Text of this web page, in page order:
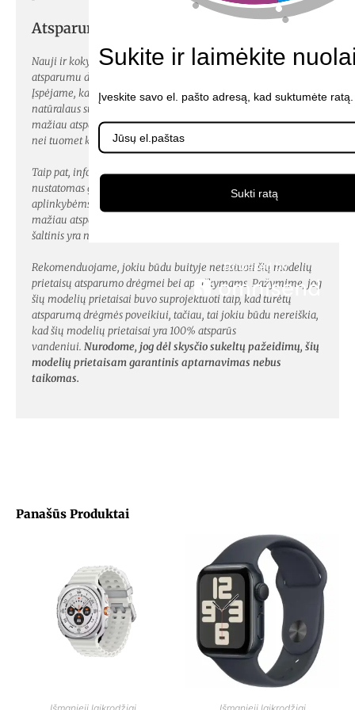
Panašūs Produktai
Atsparumas drėgmei
Nauji ir kokybiški šių modelių prietaisai pasižymi dideliu
atsparumu drėgmei bei aptaškymams švariu vandeniu.
Įspėjame, kad panaudojus šių modelių prietaisus, dėl
natūralaus susidėvėjimo, šie prietaisai gali prarasti ar būti
mažiau atsparūs drėgmei bei aptaškymams švariu vandeniu,
nei tuomet kai buvo nauji.
Taip pat, informuojame, jog atsparumas drėgmei buvo
nustatomas gėlame bei netekančiame vandenyje. Esant kitoms
aplinkybėms, net ir nauji šių modelių prietaisai gali būti
mažiau atsparūs drėgmei bei aptaškymams, jei drėgmės
šaltinis yra nešvarus ir/ar tekantis vanduo.
Rekomenduojame, jokiu būdu buityje netestuoti šių modelių
prietaisų atsparumo drėgmei bei aptaškymams. Pažymime, jog
šių modelių prietaisai buvo suprojektuoti taip, kad turėtų
atsparumą drėgmės poveikiui, tačiau, tai jokiu būdu nereiškia,
kad šių modelių prietaisai yra 100% atsparūs
vandeniui. Nurodome, jog dėl skysčio sukeltų pažeidimų, šių
modelių prietaisam garantinis aptarnavimas nebus
taikomas.
Sukite ir laimėkite
Įveskite savo el. pašto adresą, kad suktumėte ratą.
Sukti ratą